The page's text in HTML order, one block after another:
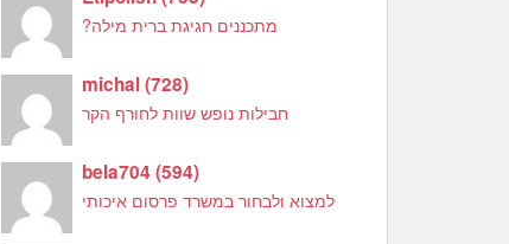
מתכננים חגיגת ברית מילה?
michal(728)
חבילות נופש שוות לחורף הקר
bela704(594)
למצוא ולבחור במשרד פרסום איכותי